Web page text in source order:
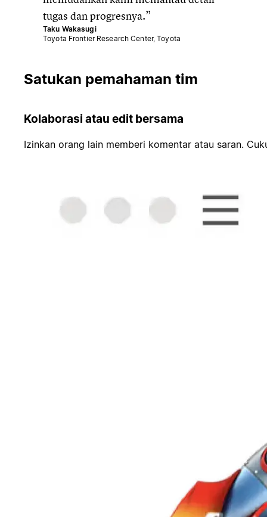
tugas dan progresnya.
Taku Wakasugi
Toyota Frontier Research Center, Toyota
Satukan pemahaman tim
Kolaborasi atau edit bersama
Izinkan orang lain memberi komentar atau saran.